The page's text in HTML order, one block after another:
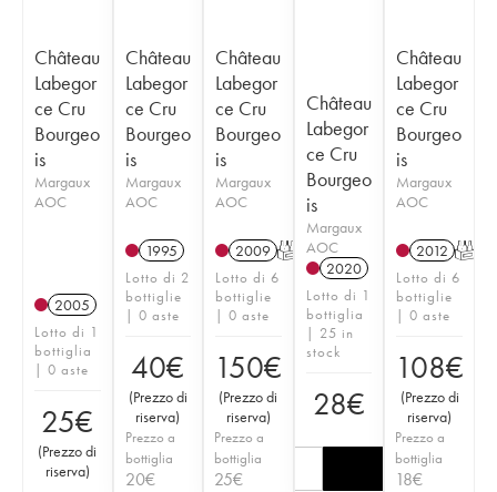
Château
Labegor
ce Cru
Bourgeo
is
Margaux
AOC
2005
Lotto di 1
bottiglia
| 0 aste
25€
(Prezzo di
riserva)
Château
Labegor
ce Cru
Bourgeo
is
Margaux
AOC
1995
Lotto di 2
bottiglie
| 0 aste
40€
(Prezzo di
riserva)
Prezzo a
bottiglia
20€
Château
Labegor
ce Cru
Bourgeo
is
Margaux
AOC
2009 T
Lotto di 6
bottiglie
| 0 aste
150€
(Prezzo di
riserva)
Prezzo a
bottiglia
25€
Château
Labegor
ce Cru
Bourgeo
is
Margaux
AOC
2020
Lotto di 1
bottiglia
| 25 in
stock
28€
Château
Labegor
ce Cru
Bourgeo
is
Margaux
AOC
2012 T
Lotto di 6
bottiglie
| 0 aste
108€
(Prezzo di
riserva)
Prezzo a
bottiglia
18€